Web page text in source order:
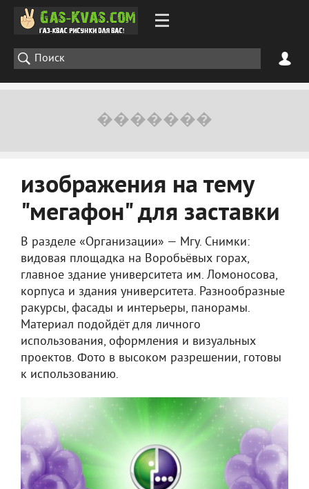
изображения на тему
"мегафон" для заставки
В разделе «Организации» — Мгу. Снимки:
видовая площадка на Воробьёвых горах,
главное здание университета им. Ломоносова,
корпуса и здания университета. Разнообразные
ракурсы, фасады и интерьеры, панорамы.
Материал подойдёт для личного
использования, оформления и визуальных
проектов. Фото в высоком разрешении, готовы
к использованию.